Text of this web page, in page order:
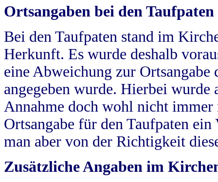
Ortsangaben bei den Taufpaten
Bei den Taufpaten stand im
Herkunft. Es wurde deshalb
eine Abweichung zur
angegeben wurde. Hierbei wurde
Annahme doch wohl nicht
Ortsangabe für den Taufpaten
man aber von der Richtigkeit
Zusätzliche Angaben im